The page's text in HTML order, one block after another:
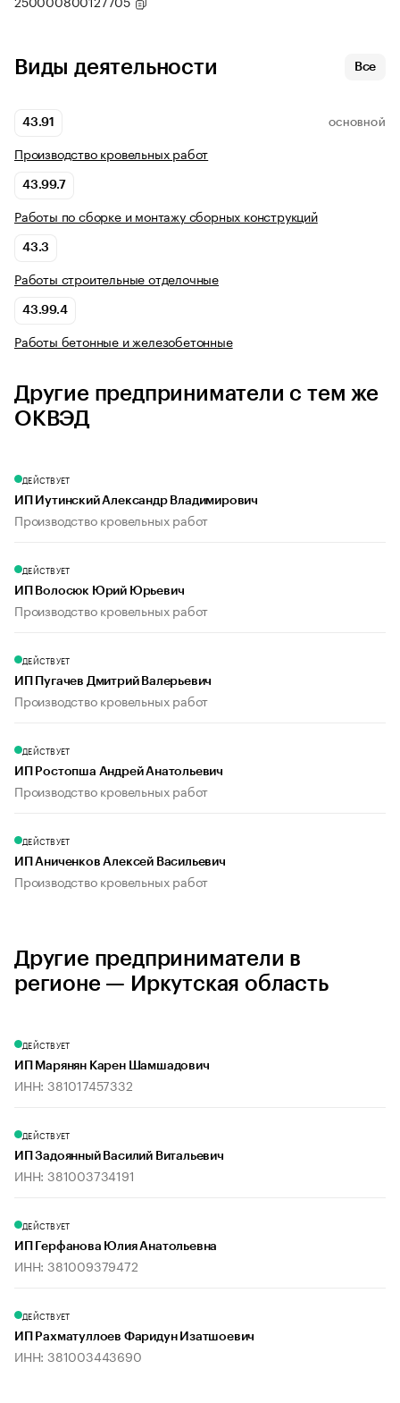
Виды деятельности Все
43.91 ОСНОВНОЙ
Производство кровельных работ
43.99.7
Работы по сборке и монтажу сборных конструкций
43.3
Работы строительные отделочные
43.99.4
Работы бетонные и железобетонные
Другие предприниматели с тем же
ОКВЭД
ДЕЙСТВУЕТ
ИП Иутинский Александр Владимирович
Производство кровельных работ
ДЕЙСТВУЕТ
ИП Волосюк Юрий Юрьевич
Производство кровельных работ
ДЕЙСТВУЕТ
ИП Пугачев Дмитрий Валерьевич
Производство кровельных работ
ДЕЙСТВУЕТ
ИП Ростопша Андрей Анатольевич
Производство кровельных работ
ДЕЙСТВУЕТ
ИП Аниченков Алексей Васильевич
Производство кровельных работ
Другие предприниматели в
регионе — Иркутская область
ДЕЙСТВУЕТ
ИП Марянян Карен Шамшадович
ИНН: 381017457332
ДЕЙСТВУЕТ
ИП Задоянный Василий Витальевич
ИНН: 381003734191
ДЕЙСТВУЕТ
ИП Герфанова Юлия Анатольевна
ИНН: 381009379472
ДЕЙСТВУЕТ
ИП Рахматуллоев Фаридун Изатшоевич
ИНН: 381003443690